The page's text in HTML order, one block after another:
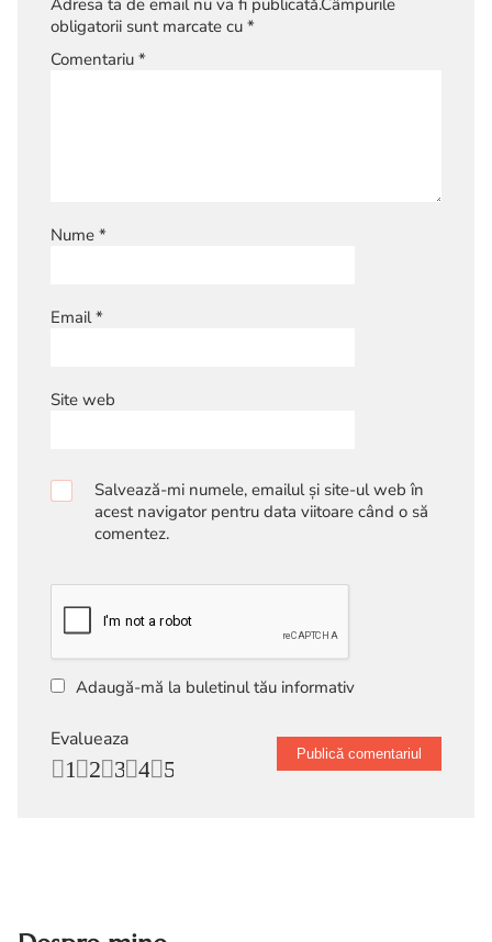
obligatorii sunt marcate cu *
Comentariu *
Nume *
Email*
Site web
Salvează-mi numele, emailul și site-ul web în
acest navigator pentru data viitoare când o să
comentez.
Adaugă-mă la buletinul tău informativ
Evalueaza
5
4
3
2
1